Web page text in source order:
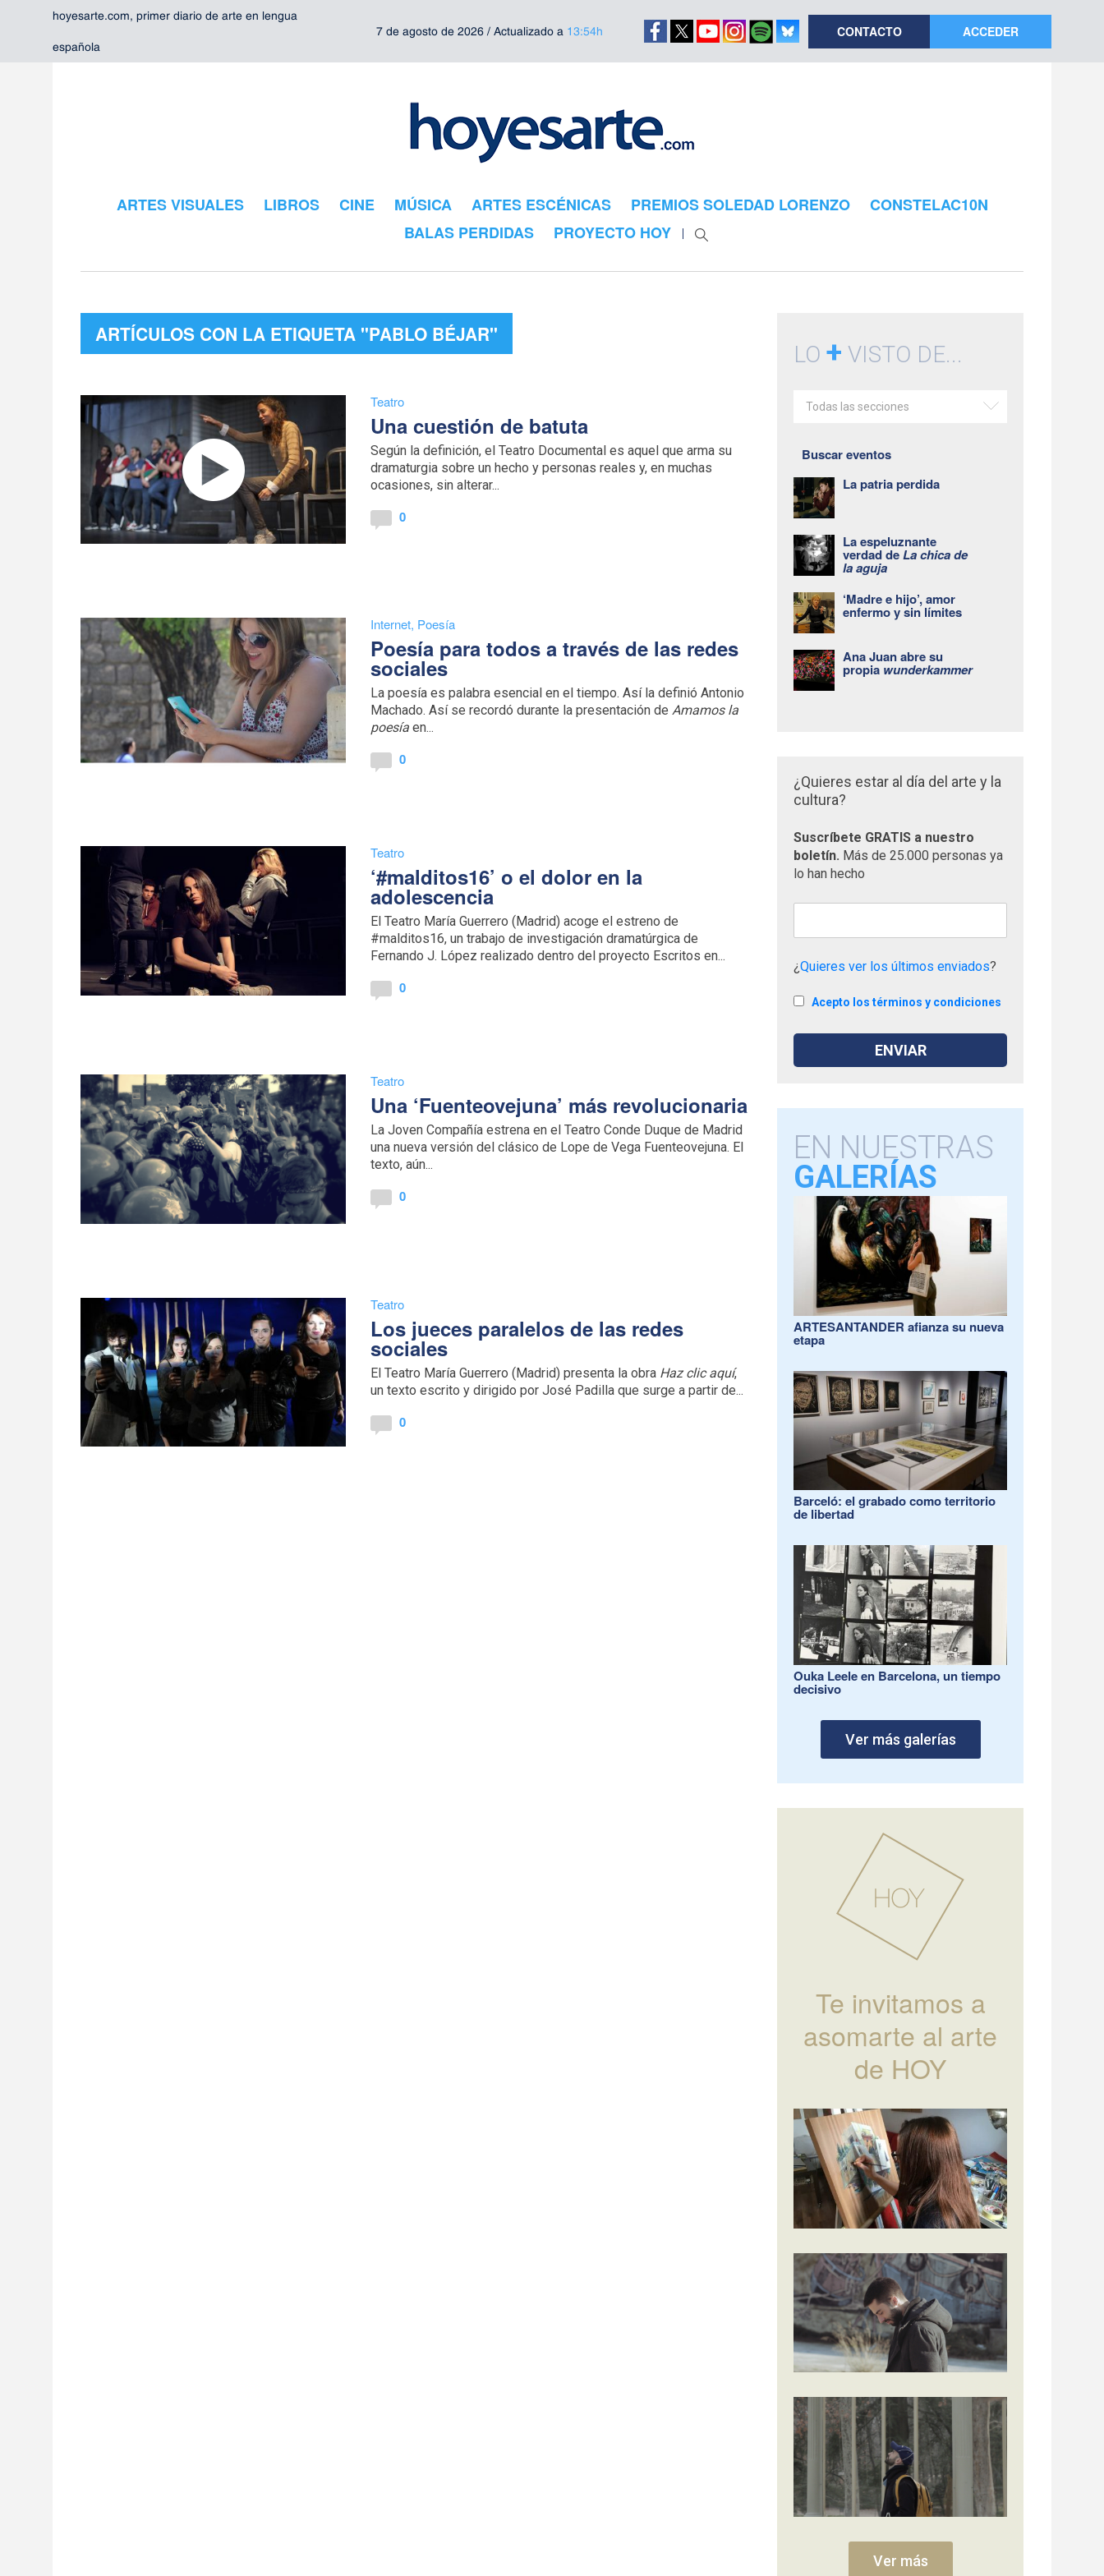
hoyesarte.com, primer diario de arte en lengua
española
7 de agosto de 2026 / Actualizado a 13:54h CONTACTO ACCEDER
ARTES VISUALES LIBROS CINE MÚSICA ARTES ESCÉNICAS PREMIOS SOLEDAD LORENZO
CONSTELAC10N
BALAS PERDIDAS
PROYECTO HOY
ARTÍCULOS CON LA ETIQUETA "PABLO BÉJAR"
Teatro
Una cuestión de batuta
Según la definición, el Teatro Documental es aquel que arma su
dramaturgia sobre un hecho y personas reales y, en muchas
ocasiones, sin alterar...
0
Internet, Poesía
Poesía para todos a través de las redes
sociales
La poesía es palabra esencial en el tiempo. Así la definió Antonio
Machado. Así se recordó durante la presentación deAmamos la
poesía en...
0
Teatro
‘#malditos16’ o el dolor en la
adolescencia
El Teatro María Guerrero (Madrid) acoge el estreno de
#malditos16, un trabajo de investigación dramatúrgica de
Fernando J. López realizado dentro del proyecto Escritos en...
0
Teatro
Una ‘Fuenteovejuna’ más revolucionaria
La Joven Compañía estrena en el Teatro Conde Duque de Madrid
una nueva versión del clásico de Lope de Vega Fuenteovejuna. El
texto, aún...
0
Teatro
Los jueces paralelos de las redes
sociales
El Teatro María Guerrero (Madrid) presenta la obra Haz clic aquí,
un texto escrito y dirigido por José Padilla que surge a partir de...
0
LO+ VISTO DE...
Todas las secciones
Buscar eventos
La patria perdida
La espeluznante
verdad deLa chica de
la aguja
‘Madre e hijo’, amor
enfermo y sin límites
Ana Juan abre su
propia wunderkammer
¿Quieres estar al día del arte y la
cultura?
Suscríbete GRATIS a nuestro
boletín. Más de 25.000 personas ya
lo han hecho
¿Quieres ver los últimos enviados?
Acepto los términos y condiciones
EN NUESTRAS
GALERÍAS
ARTESANTANDER afianza su nueva
etapa
Barceló: el grabado como territorio
de libertad
Ouka Leele en Barcelona, un tiempo
decisivo
Ver más galerías
Te invitamos a
asomarte al arte
de HOY
Ver más